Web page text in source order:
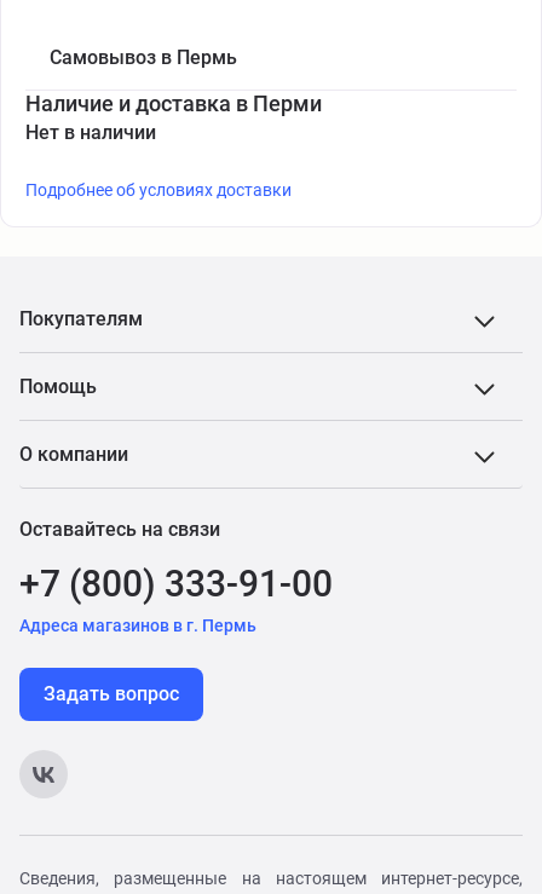
Самовывоз в Пермь
Наличие и доставка в Перми
Нет в наличии
Подробнее об условиях доставки
Покупателям
Помощь
О компании
Оставайтесь на связи
+7 (800) 333-91-00
Адреса магазинов в г. Пермь
Задать вопрос
Сведения, размещенные на настоящем интернет-ресурсе,